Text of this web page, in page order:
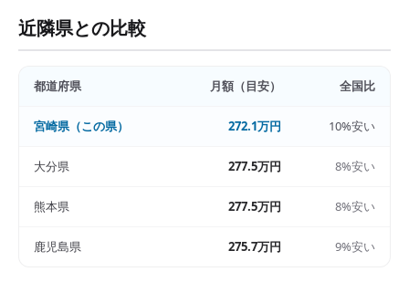
近隣県との比較
都道府県 月額（目安） 全国比
宮崎県（この県） 272.1万円 10%安い
大分県 277.5万円 8%安い
熊本県 277.5万円 8%安い
鹿児島県 275.7万円 9%安い